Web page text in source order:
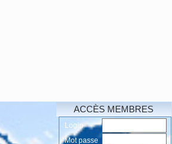
ACCÈS MEMBRES
Login
Mot passe